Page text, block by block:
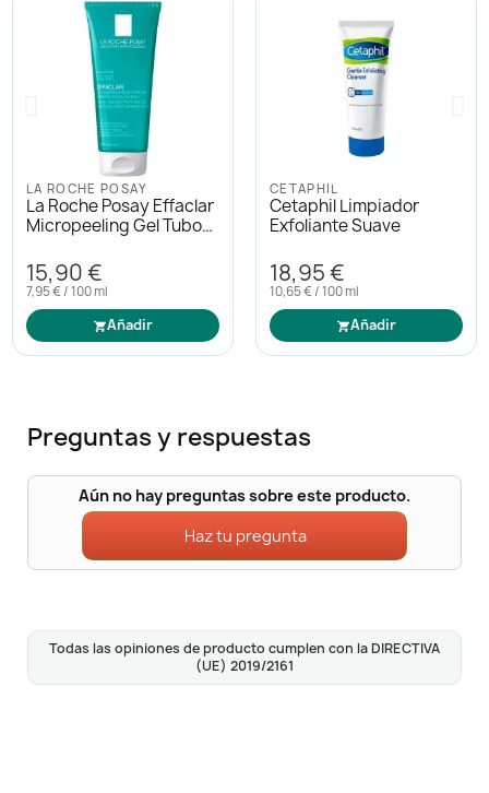
LA ROCHE POSAY
La Roche Posay Effaclar
Micropeeling Gel Tubo
15,90 €
7,95 € / 100 ml
Añadir
CETAPHIL
Cetaphil Limpiador
Exfoliante Suave
18,95 €
10,65 € / 100 ml
Añadir
Preguntas y respuestas
Aún no hay preguntas sobre este producto.
Haz tu pregunta
Todas las opiniones de producto cumplen con la DIRECTIVA
(UE) 2019/2161